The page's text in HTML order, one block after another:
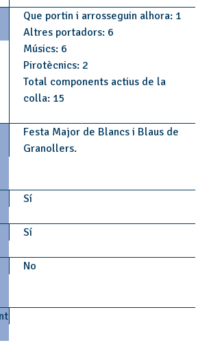
Que portin i arrosseguin alhora: 1
Altres portadors: 6
Músics: 6
Pirotècnics: 2
Total components actius de la
colla: 15
Festa Major de Blancs i Blaus de
Granollers.
Sí
Sí
No